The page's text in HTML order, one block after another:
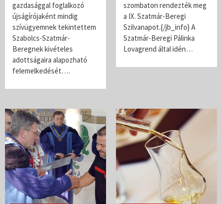
gazdasággal foglalkozó
újságírójaként mindig
szívügyemnek tekintettem
Szabolcs-Szatmár-
Beregnek kivételes
adottságaira alapozható
felemelkedését….
szombaton rendezték meg
a IX. Szatmár-Beregi
Szilvanapot.{/jb_info} A
Szatmár-Beregi Pálinka
Lovagrend által idén…